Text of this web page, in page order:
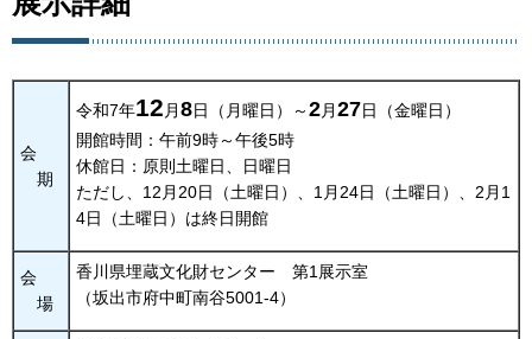
会
期
令和7年12 月8日（月曜日）～2月27日（金曜日）
開館時間：午前9時～午後5時
休館日：原則土曜日、日曜日
ただし、12月20日（土曜日）、1月24日（土曜日）、2月1
4日（土曜日）は終日開館
会
場
香川県埋蔵文化財センター 第1展示室
（坂出市府中町南谷5001-4）